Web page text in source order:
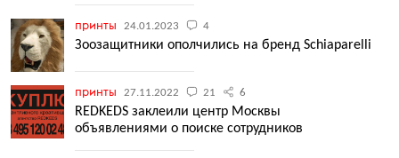
принты 24.01.2023 4
Зоозащитники ополчились на бренд Schiaparelli
принты 27.11.2022 21 6
REDKEDS заклеили центр Москвы
объявлениями о поиске сотрудников